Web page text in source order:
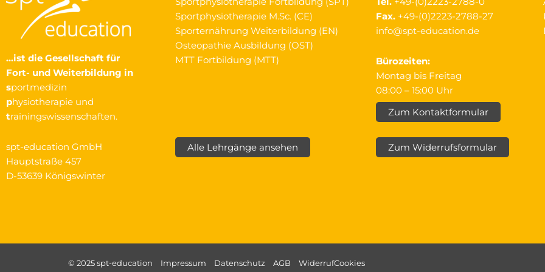
…ist die Gesellschaft für
Fort- und Weiterbildung in
sportmedizin
physiotherapie und
trainingswissenschaften.
spt-education GmbH
Hauptstraße 457
D-53639 Königswinter
Sportphysiotherapie M.Sc. (CE)
Sporternährung Weiterbildung (EN)
Osteopathie Ausbildung (OST)
MTT Fortbildung (MTT)
Alle Lehrgänge ansehen
Fax. +49-(0)2223-2788-27
info@spt-education.de
Bürozeiten:
Montag bis Freitag
08:00 – 15:00 Uhr
Zum Kontaktformular
Zum Widerrufsformular
© 2025 spt-education Impressum Datenschutz AGB WiderrufCookies